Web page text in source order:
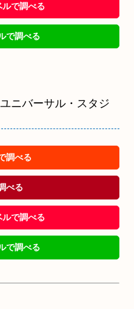
で調べる
で調べる
ニバーサル・スタジ
調べる
べる
で調べる
で調べる